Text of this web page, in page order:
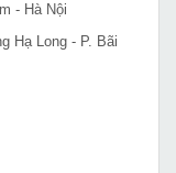
- Hà Nội
Hạ Long - P. Bãi